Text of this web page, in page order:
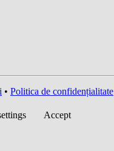
• Politica de confidențialitate
Accept